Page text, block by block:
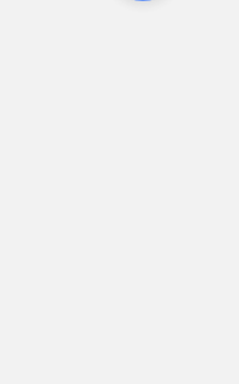
x 750.00мм
бойлера)